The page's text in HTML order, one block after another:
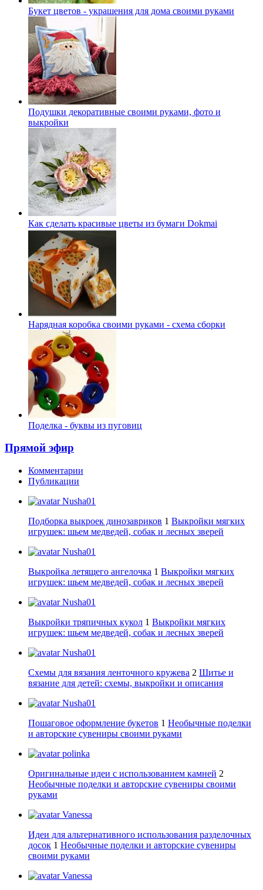
Букет цветов - украшения для дома своими руками
Подушки декоративные своими руками, фото и
выкройки
Как сделать красивые цветы из бумаги Dokmai
Нарядная коробка своими руками - схема сборки
Поделка - буквы из пуговиц
Прямой эфир
Комментарии
Публикации
Nusha01
Подборка выкроек динозавриков 1 Выкройки мягких
игрушек: шьем медведей, собак и лесных зверей
Nusha01
Выкройка летящего ангелочка 1 Выкройки мягких
игрушек: шьем медведей, собак и лесных зверей
Nusha01
Выкройки тряпичных кукол 1 Выкройки мягких
игрушек: шьем медведей, собак и лесных зверей
Nusha01
Схемы для вязания ленточного кружева 2 Шитье и
вязание для детей: схемы, выкройки и описания
Nusha01
Пошаговое оформление букетов 1 Необычные поделки
и авторские сувениры своими руками
polinka
Оригинальные идеи с использованием камней 2
Необычные поделки и авторские сувениры своими
руками
Vanessa
Идеи для альтернативного использования разделочных
досок 1 Необычные поделки и авторские сувениры
своими руками
Vanessa